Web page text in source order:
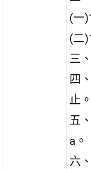
(一
(二
三
四
止。
五
a。
六